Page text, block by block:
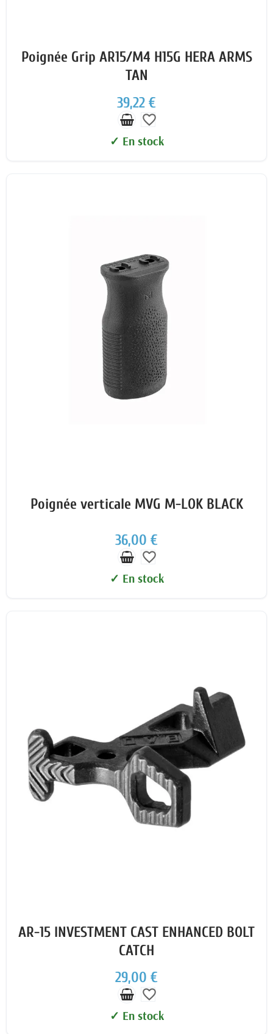
Poignée Grip AR15/M4 H15G HERA ARMS
TAN
39,22 €
favorite_border
✓ En stock
Poignée verticale MVG M-LOK BLACK
36,00 €
favorite_border
✓ En stock
AR-15 INVESTMENT CAST ENHANCED BOLT
CATCH
29,00 €
favorite_border
✓ En stock